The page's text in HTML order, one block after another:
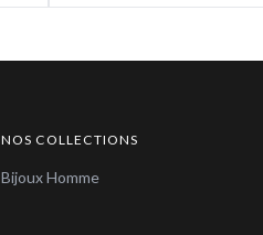
NOS COLLECTIONS
Bijoux Homme